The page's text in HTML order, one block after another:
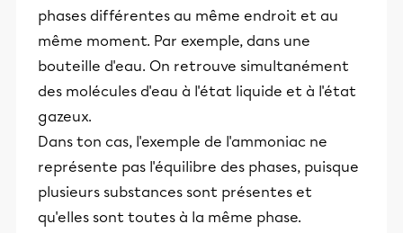
phases différentes au même endroit et au
même moment. Par exemple, dans une
bouteille d'eau. On retrouve simultanément
des molécules d'eau à l'état liquide et à l'état
gazeux.
Dans ton cas, l'exemple de l'ammoniac ne
représente pas l'équilibre des phases, puisque
plusieurs substances sont présentes et
qu'elles sont toutes à la même phase.